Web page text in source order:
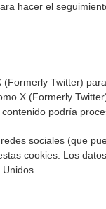
hacer el
Twitter)
X (Formerly
podría
sociales (que
cookies. Los